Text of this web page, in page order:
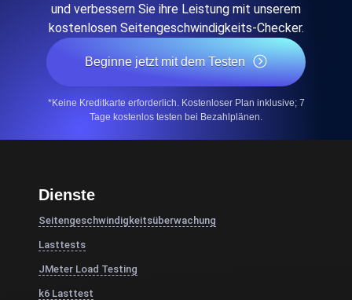
und verbessern Sie ihre Leistung mit unserem
kostenlosen Seitengeschwindigkeits-Checker.
Beginne jetzt mit dem Testen
*Keine Kreditkarte erforderlich. Kostenloser Plan inklusive; 7
Tage kostenlos testen bei Bezahlplänen.
Dienste
Seitengeschwindigkeitsüberwachung
Lasttests
JMeter Load Testing
k6 Lasttest